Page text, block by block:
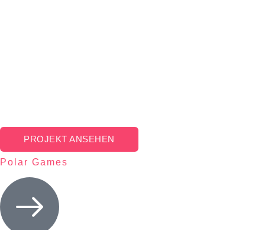
PROJEKT ANSEHEN
Polar Games